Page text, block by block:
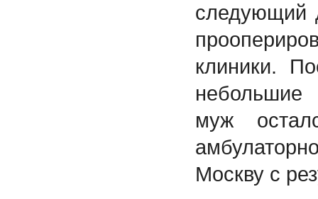
следующий
клиники.
муж
Москву с